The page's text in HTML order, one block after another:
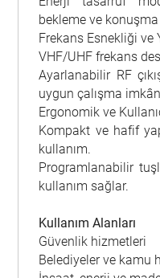
bekleme ve
Frekans Esnekliği ve
VHF/UHF frekans
Ayarlanabilir RF
uygun çalışma
Ergonomik ve
Kompakt ve hafif
kullanım.
Programlanabilir
kullanım sağlar.
Kullanım Alanları
Güvenlik hizmetleri
Belediyeler ve kamu